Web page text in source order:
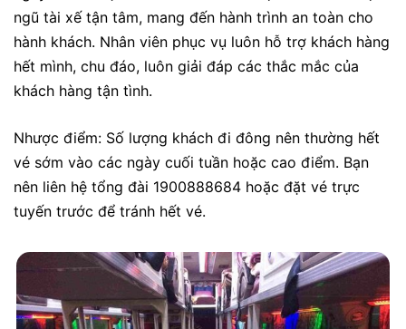
ngũ tài xế tận tâm, mang đến hành trình an toàn cho
hành khách. Nhân viên phục vụ luôn hỗ trợ khách hàng
hết mình, chu đáo, luôn giải đáp các thắc mắc của
khách hàng tận tình.
Nhược điểm: Số lượng khách đi đông nên thường hết
vé sớm vào các ngày cuối tuần hoặc cao điểm. Bạn
nên liên hệ tổng đài 1900888684 hoặc đặt vé trực
tuyến trước để tránh hết vé.